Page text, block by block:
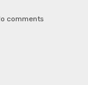
comments